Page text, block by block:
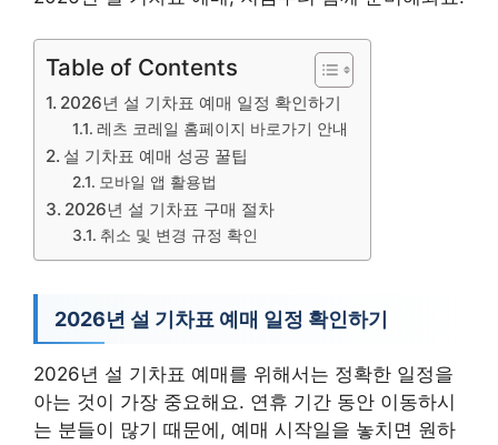
Table of Contents
2026년 설 기차표 예매 일정 확인하기
레츠 코레일 홈페이지 바로가기 안내
설 기차표 예매 성공 꿀팁
모바일 앱 활용법
2026년 설 기차표 구매 절차
취소 및 변경 규정 확인
2026년 설 기차표 예매 일정 확인하기
2026년 설 기차표 예매를 위해서는 정확한 일정을
아는 것이 가장 중요해요. 연휴 기간 동안 이동하시
는 분들이 많기 때문에, 예매 시작일을 놓치면 원하